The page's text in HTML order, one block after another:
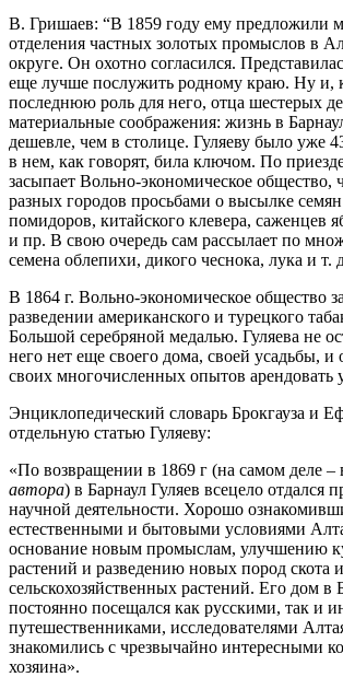
В. Гришаев: “В 1859 году ему предложили
отделения частных золотых промыслов в
округе. Он охотно согласился.
еще лучше послужить родному краю. Ну и,
последнюю роль для него, отца шестерых
материальные соображения: жизнь в
дешевле, чем в столице. Гуляеву было уже
в нем, как говорят, била ключом. По
засыпает Вольно-экономическое общество,
разных городов просьбами о высылке семян
помидоров, китайского клевера, саженцев
и пр. В свою очередь сам рассылает по
семена облепихи, дикого чеснока, лука и т.
В 1864 г. Вольно-экономическое общество
разведении американского и турецкого
Большой серебряной медалью. Гуляева не
него нет еще своего дома, своей усадьбы,
своих многочисленных опытов арендовать
Энциклопедический словарь Брокгауза и
отдельную статью Гуляеву:
«По возвращении в 1869 г (на самом деле –
автора) в Барнаул Гуляев всецело отдался
научной деятельности. Хорошо
естественными и бытовыми условиями
основание новым промыслам, улучшению
растений и разведению новых пород скота и
сельскохозяйственных растений. Его дом в
постоянно посещался как русскими, так и
путешественниками, исследователями
знакомились с чрезвычайно интересными
хозяина».